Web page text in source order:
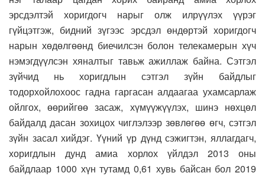
эрсдэлтэй хоригдогч нарыг олж илрүүлэх үүрэг
гүйцэтгэж, бидний зүгээс эрсдэл өндөртэй хоригдогч
нарын хөдөлгөөнд биечилсэн болон телекамерын хүч
нэмэгдүүлсэн хяналтыг тавьж ажиллаж байна. Сэтгэл
зүйчид нь хоригдлын сэтгэл зүйн байдлыг
тодорхойлохоос гадна гаргасан алдаагаа ухамсарлаж
ойлгох, өөрийгөө засаж, хүмүүжүүлэх, шинэ нөхцөл
байдалд дасан зохицох чиглэлээр зөвлөгөө өгч, сэтгэл
зүйн засал хийдэг. Үүний үр дүнд сэжигтэн, яллагдагч,
хоригдлын дунд амиа хорлох үйлдэл 2013 оны
байдлаар 1000 хүн тутамд 0,61 хувь байсан бол 2019